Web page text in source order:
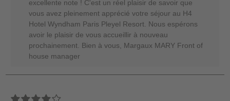
excellente note ! C'est un réel plaisir de savoir que
vous avez pleinement apprécié votre séjour au H4
Hotel Wyndham Paris Pleyel Resort. Nous espérons
avoir le plaisir de vous accueillir à nouveau
prochainement. Bien à vous, Margaux MARY Front of
house manager